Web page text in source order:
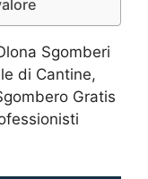
Sgomberi
di Cantine,
Gratis